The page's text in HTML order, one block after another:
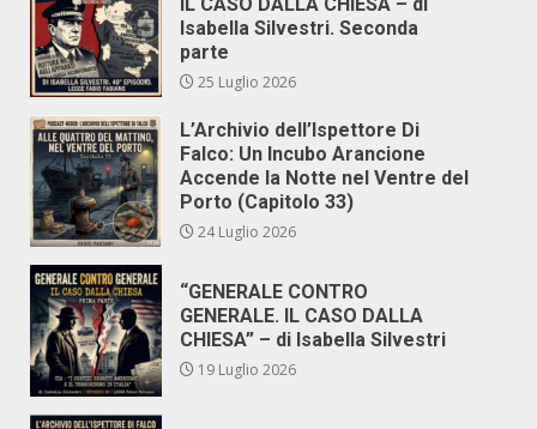
Isabella Silvestri. Seconda
parte
25 Luglio 2026
L’Archivio dell’Ispettore Di
Falco: Un Incubo Arancione
Accende la Notte nel Ventre del
Porto (Capitolo 33)
24 Luglio 2026
“GENERALE CONTRO
GENERALE. IL CASO DALLA
CHIESA” – di Isabella Silvestri
19 Luglio 2026